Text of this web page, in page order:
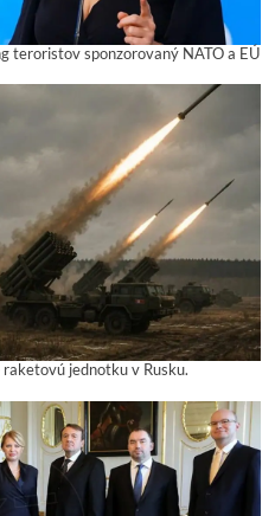
teroristov sponzorovaný NATO a EÚ
jednotku v Rusku.